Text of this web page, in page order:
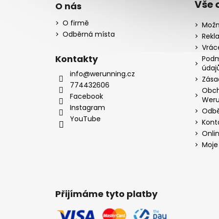
O nás
O firmě
Odběrná místa
Kontakty
info@werunning.cz
774432606
Facebook
Instagram
YouTube
Vše
Přijímáme tyto platby